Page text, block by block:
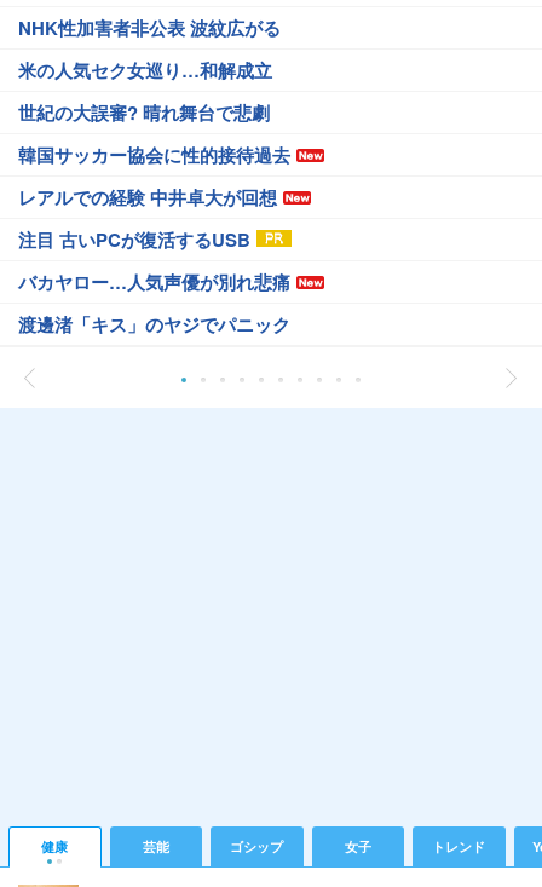
NHK性加害者非公表 波紋広がる
米の人気セク女巡り…和解成立
世紀の大誤審? 晴れ舞台で悲劇
韓国サッカー協会に性的接待過去
レアルでの経験 中井卓大が回想
注目 古いPCが復活するUSB
バカヤロー…人気声優が別れ悲痛
渡邊渚「キス」のヤジでパニック
健康 芸能 ゴシップ 女子 トレンド